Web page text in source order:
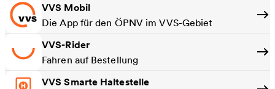
VVS Mobil
Die App für den ÖPNV im VVS-Gebiet
VVS-Rider
Fahren auf Bestellung
VVS Smarte Haltestelle